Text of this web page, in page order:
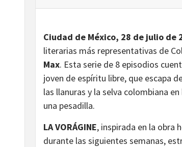
Ciudad de México, 28 de julio de
literarias más representativas de
Max. Esta serie de 8 episodios
joven de espíritu libre, que escapa
las llanuras y la selva colombiana
una pesadilla.
LA VORÁGINE, inspirada en la obra
durante las siguientes semanas,